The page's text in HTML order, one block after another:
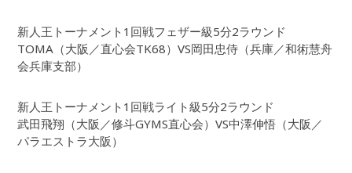
新人王トーナメント1回戦フェザー級5分2ラウンド
TOMA（大阪／直心会TK68）VS岡田忠侍（兵庫／和術慧舟
会兵庫支部）
新人王トーナメント1回戦ライト級5分2ラウンド
武田飛翔（大阪／修斗GYMS直心会）VS中澤伸悟（大阪／
パラエストラ大阪）